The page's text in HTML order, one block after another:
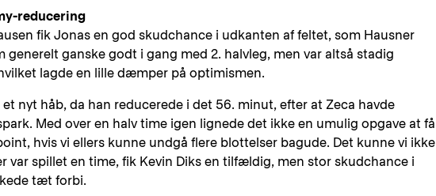
reducering
fik Jonas en god skudchance i udkanten af feltet, som Hausner
generelt ganske godt i gang med 2. halvleg, men var altså stadig
lagde en lille dæmper på optimismen.
nyt håb, da han reducerede i det 56. minut, efter at Zeca havde
Med over en halv time igen lignede det ikke en umulig opgave at få
hvis vi ellers kunne undgå flere blottelser bagude. Det kunne vi ikke
var spillet en time, fik Kevin Diks en tilfældig, men stor skudchance i
tæt forbi.